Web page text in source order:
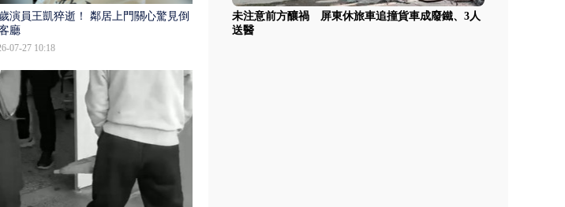
演員王凱猝逝！ 鄰居上門關心驚見倒
廳
07-27 10:18
未注意前方釀禍 屏東休旅車追撞貨車成廢鐵、3人
送醫